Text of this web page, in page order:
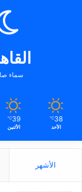
سماء
38
℃
الأحد
39
℃
الأثنين
الأشهر